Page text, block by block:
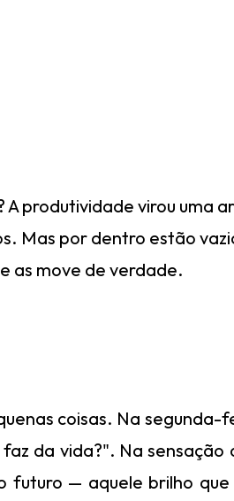
produtividade virou uma
Mas por dentro estão
as move de verdade.
coisas. Na
da vida?". Na
futuro — aquele brilho